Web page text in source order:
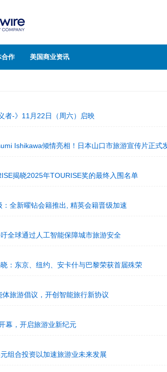
作 美国商业资讯
者-》11月22日（周六）启映
Ishikawa倾情亮相！日本山口市旅游宣传片正式
揭晓2025年TOURISE奖的最终入围名单
全新曜钻会籍推出, 精英会籍晋级加速
全球通过人工智能保障城市旅游安全
：东京、纽约、安卡什与巴黎荣获首届殊荣
旅游倡议，开创智能旅行新协议
幕，开启旅游业新纪元
组合投资以加速旅游业未来发展